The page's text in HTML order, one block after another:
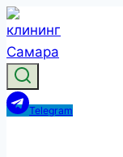
Перейти
к
содержимому
Telegram